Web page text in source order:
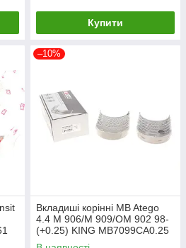
Купити
–10%
Вкладиші корінні MB Atego
4.4 M 906/M 909/OM 902 98-
(+0.25) KING MB7099CA0.25
UA61